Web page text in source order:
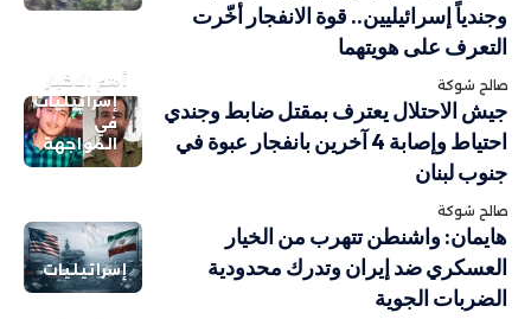
وجندياً إسرائيليين.. قوة الانفجار أخّرت
التعرف على هويتهما
صالح شوكة
أهم الاخبار
إسرائيليات
في
المواجهة
جيش الاحتلال يعترف بمقتل ضابط وجندي
احتياط وإصابة 4 آخرين بانفجار عبوة في
جنوب لبنان
صالح شوكة
إسرائيليات
هايمان: واشنطن تتهرب من الخيار
العسكري ضد إيران وتدرك محدودية
الضربات الجوية